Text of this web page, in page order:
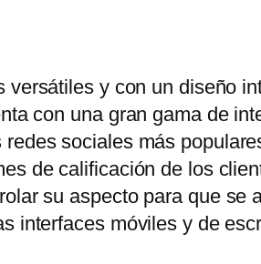
y con un diseño
con una gran gama de
sociales más
de calificación de los
su aspecto para que se
interfaces móviles y de